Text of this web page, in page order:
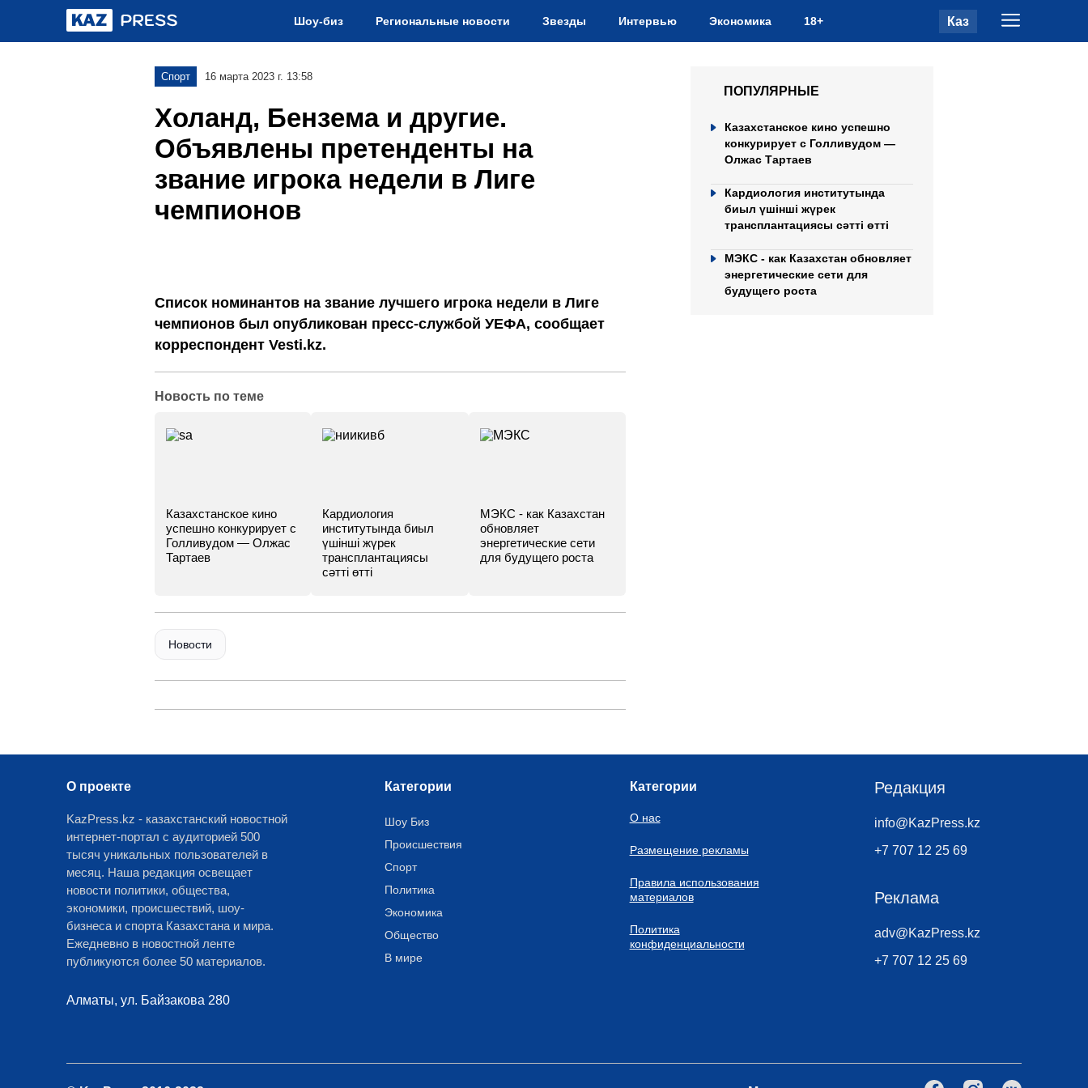
Шоу-биз Региональные новости Звезды Интервью Экономика 18+ Каз
Спорт 16 марта 2023 г. 13:58
Холанд, Бензема и другие.
Объявлены претенденты на
звание игрока недели в Лиге
чемпионов
Список номинантов на звание лучшего игрока недели в Лиге
чемпионов был опубликован пресс-службой УЕФА, сообщает
корреспондент Vesti.kz.
Новость по теме
Казахстанское кино
успешно конкурирует с
Голливудом — Олжас
Тартаев
Кардиология
институтында биыл
үшінші жүрек
трансплантациясы
сәтті өтті
МЭКС - как Казахстан
обновляет
энергетические сети
для будущего роста
Новости
ПОПУЛЯРНЫЕ
Казахстанское кино успешно
конкурирует с Голливудом —
Олжас Тартаев
Кардиология институтында
биыл үшінші жүрек
трансплантациясы сәтті өтті
МЭКС - как Казахстан обновляет
энергетические сети для
будущего роста
О проекте
KazPress.kz - казахстанский новостной
интернет-портал с аудиторией 500
тысяч уникальных пользователей в
месяц. Наша редакция освещает
новости политики, общества,
экономики, происшествий, шоу-
бизнеса и спорта Казахстана и мира.
Ежедневно в новостной ленте
публикуются более 50 материалов.
Алматы, ул. Байзакова 280
Категории
Шоу Биз
Происшествия
Спорт
Политика
Экономика
Общество
В мире
Категории
О нас
Размещение рекламы
Правила использования
материалов
Политика
конфиденциальности
Редакция
info@KazPress.kz
+7 707 12 25 69
Реклама
adv@KazPress.kz
+7 707 12 25 69